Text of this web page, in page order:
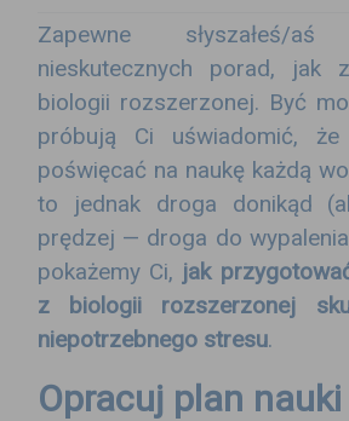
Zapewne słyszałeś/
nieskutecznych porad, jak
biologii rozszerzonej. Być
próbują Ci uświadomić, że
poświęcać na naukę każdą
to jednak droga donikąd
prędzej — droga do
pokażemy Ci, jak
z biologii rozszerzonej
niepotrzebnego stresu.
Opracuj plan nauki